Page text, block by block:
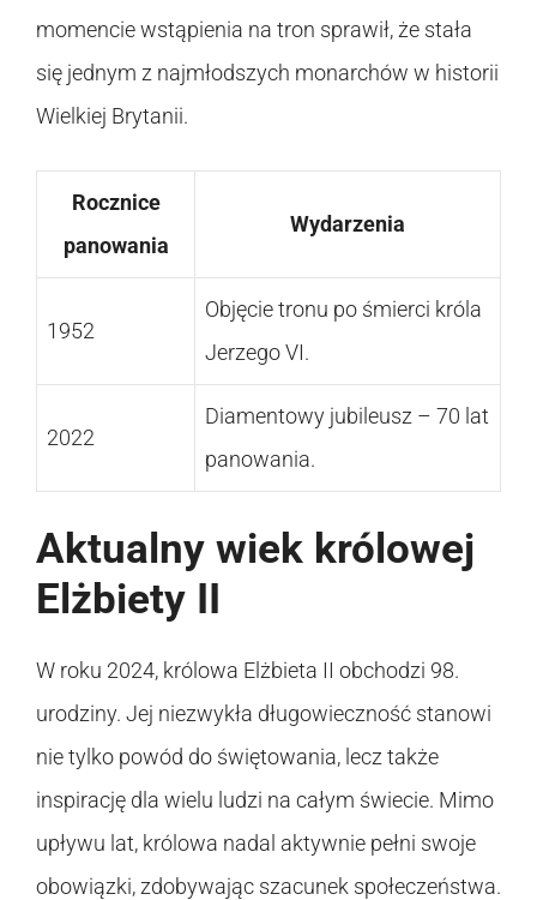
momencie wstąpienia na tron sprawił, że stała
się jednym z najmłodszych monarchów w historii
Wielkiej Brytanii.
Rocznice
panowania
Wydarzenia
1952
Objęcie tronu po śmierci króla
Jerzego VI.
2022
Diamentowy jubileusz – 70 lat
panowania.
Aktualny wiek królowej
Elżbiety II
W roku 2024, królowa Elżbieta II obchodzi 98.
urodziny. Jej niezwykła długowieczność stanowi
nie tylko powód do świętowania, lecz także
inspirację dla wielu ludzi na całym świecie. Mimo
upływu lat, królowa nadal aktywnie pełni swoje
obowiązki, zdobywając szacunek społeczeństwa.